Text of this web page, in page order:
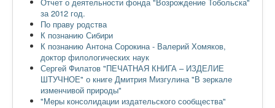
за 2012 год.
По праву родства
К познанию Сибири
К познанию Антона Сорокина - Валерий Хомяков,
доктор филологических наук
Сергей Филатов "ПЕЧАТНАЯ КНИГА – ИЗДЕЛИЕ
ШТУЧНОЕ" о книге Дмитрия Мизгулина "В зеркале
изменчивой природы"
"Меры консолидации издательского сообщества"